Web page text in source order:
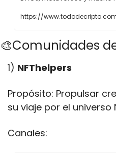
https://
🎨Comunidades
1) NFThelpers
Propósito: Propulsar
su viaje por el universo
Canales: